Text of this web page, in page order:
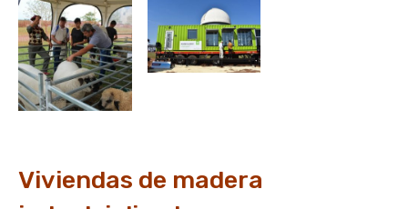
Viviendas de madera